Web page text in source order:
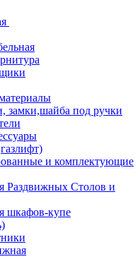
замки,шайба под ручки
и комплектующие
Раздвижных Столов и
шкафов-купе